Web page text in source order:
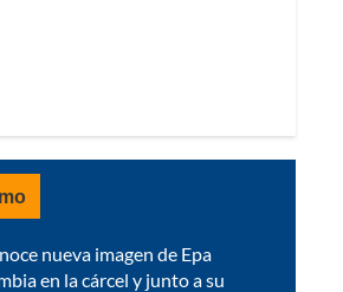
nueva imagen de Epa
en la cárcel y junto a su